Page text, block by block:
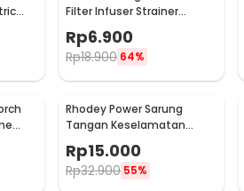
Filter Infuser Strainer
Chilling Man Silicon - MR03
Rp6.900
Rp18.900 64%
Rhodey Power Sarung
Tangan Keselamatan
EN388
Rp15.000
Rp32.900 55%